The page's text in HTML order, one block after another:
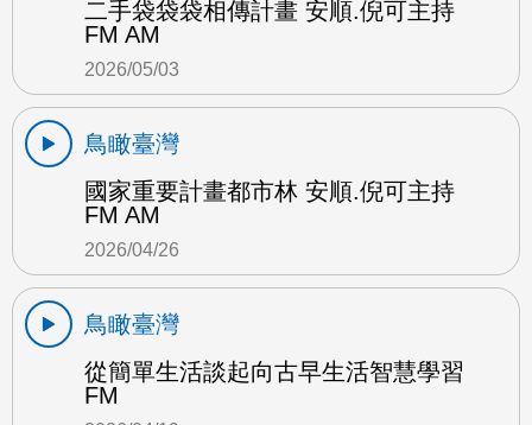
二手袋袋袋相傳計畫 安順.倪可主持
FM AM
2026/05/03
鳥瞰臺灣
國家重要計畫都市林 安順.倪可主持
FM AM
2026/04/26
鳥瞰臺灣
從簡單生活談起向古早生活智慧學習
FM